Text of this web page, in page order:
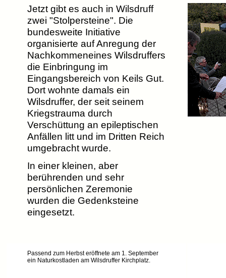
Jetzt gibt es auch in Wilsdruff
zwei "Stolpersteine". Die
bundesweite Initiative
organisierte auf Anregung der
Nachkommeneines Wilsdruffers
die Einbringung im
Eingangsbereich von Keils Gut.
Dort wohnte damals ein
Wilsdruffer, der seit seinem
Kriegstrauma durch
Verschüttung an epileptischen
Anfällen litt und im Dritten Reich
umgebracht wurde.
In einer kleinen, aber
berührenden und sehr
persönlichen Zeremonie
wurden die Gedenksteine
eingesetzt.
Passend zum Herbst eröffnete am 1. September
ein Naturkostladen am Wilsdruffer Kirchplatz.